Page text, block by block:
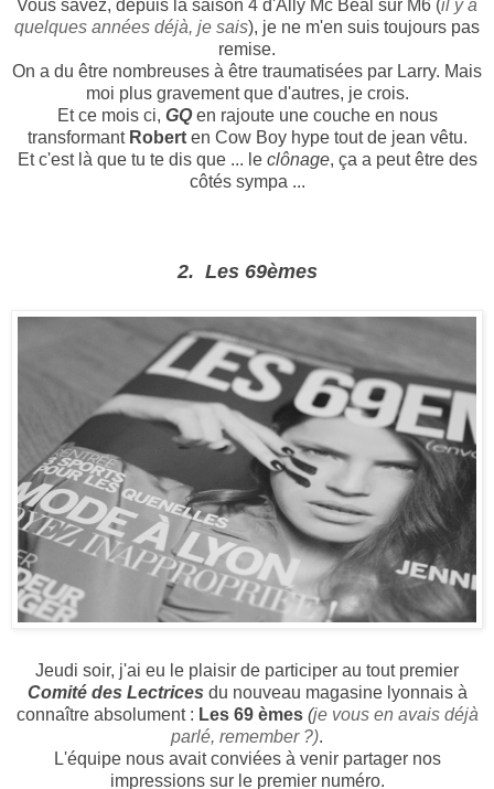
Vous savez, depuis la saison 4 d'Ally Mc Beal sur M6 (il y a
quelques années déjà, je sais), je ne m'en suis toujours pas
remise.
On a du être nombreuses à être traumatisées par Larry. Mais
moi plus gravement que d'autres, je crois.
Et ce mois ci, GQen rajoute une couche en nous
transformant Roberten Cow Boy hype tout de jean vêtu.
Et c'est là que tu te dis que ... leclônage, ça a peut être des
côtés sympa ...
2. Les 69èmes
Jeudi soir, j'ai eu le plaisir de participer au tout premier
Comité des Lectrices du nouveau magasine lyonnais à
connaître absolument : Les 69 èmes (je vous en avais déjà
parlé, remember ?).
L'équipe nous avait conviées à venir partager nos
impressions sur le premier numéro.